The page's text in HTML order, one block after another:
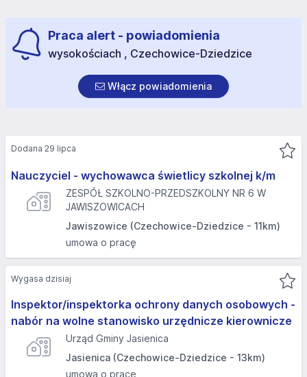
Praca alert - powiadomienia
wysokościach , Czechowice-Dziedzice
Włącz powiadomienia
Nauczyciel - wychowawca świetlicy szkolnej k/m
ZESPÓŁ SZKOLNO-PRZEDSZKOLNY NR 6 W
JAWISZOWICACH
Jawiszowice (Czechowice-Dziedzice - 11km)
umowa o pracę
Dodana 29 lipca
Inspektor/inspektorka ochrony danych osobowych -
nabór na wolne stanowisko urzędnicze kierownicze
Urząd Gminy Jasienica
Jasienica (Czechowice-Dziedzice - 13km)
umowa o pracę
Wygasa dzisiaj